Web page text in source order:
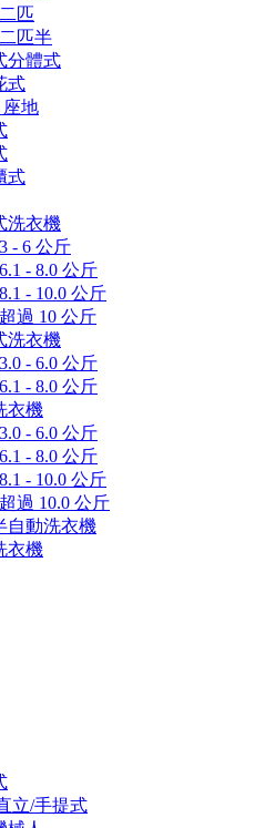
二匹
二匹半
分體式
式
座地
式
洗衣機
3 - 6 公斤
6.1 - 8.0 公斤
8.1 - 10.0 公斤
超過 10 公斤
洗衣機
3.0 - 6.0 公斤
6.1 - 8.0 公斤
衣機
3.0 - 6.0 公斤
6.1 - 8.0 公斤
8.1 - 10.0 公斤
超過 10.0 公斤
自動洗衣機
衣機
立/手提式